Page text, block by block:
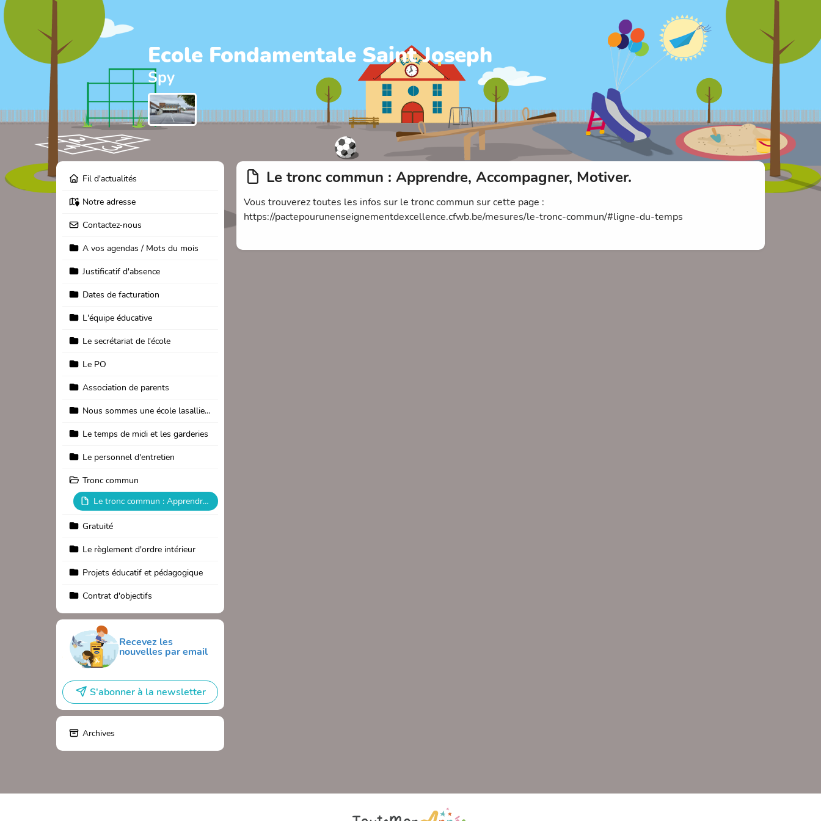
Ecole Fondamentale Saint Joseph
Spy
Fil d'actualités
Notre adresse
Contactez-nous
A vos agendas / Mots du mois
Justificatif d'absence
Dates de facturation
L'équipe éducative
Le secrétariat de l'école
Le PO
Association de parents
Nous sommes une école lasallienne
Le temps de midi et les garderies
Le personnel d'entretien
Tronc commun
Le tronc commun : Apprendre, Accompagner, Motiver.
Gratuité
Le règlement d'ordre intérieur
Projets éducatif et pédagogique
Contrat d'objectifs
Recevez les
nouvelles par email
S'abonner à la newsletter
Archives
Le tronc commun : Apprendre, Accompagner, Motiver.
Vous trouverez toutes les infos sur le tronc commun sur cette page :
https://pactepourunenseignementdexcellence.cfwb.be/mesures/le-tronc-commun/#ligne-du-temps